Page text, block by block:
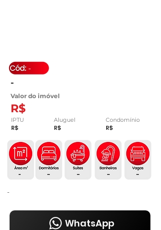
-
Valor do imóvel
R$
-
IPTU
R$
Aluguel Condomínio
R$ R$
-
-
- - -
-
WhatsApp